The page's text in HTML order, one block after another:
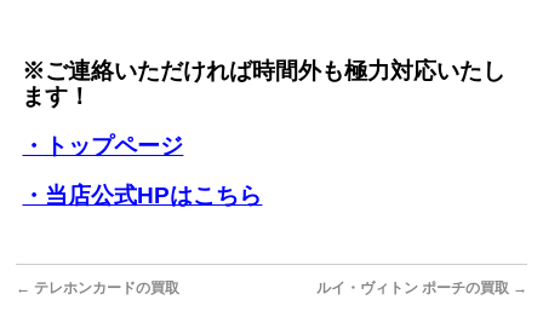
※ご連絡いただければ時間外も極力対応いたし
ます！
・トップページ
・当店公式HPはこちら
← テレホンカードの買取 ルイ・ヴィトン ポーチの買取 →